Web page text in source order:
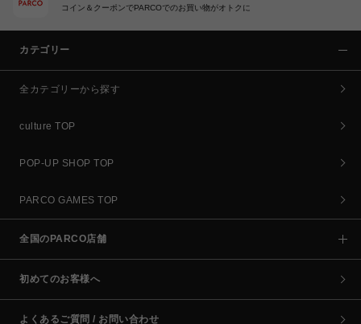
コイン＆クーポンでPARCOでのお買い物がオトクに
カテゴリー
全カテゴリーから探す
culture TOP
POP-UP SHOP TOP
PARCO GAMES TOP
全国のPARCO店舗
初めてのお客様へ
よくあるご質問 / お問い合わせ